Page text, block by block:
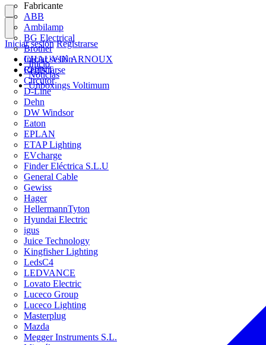
Fabricante
ABB
Ambilamp
BG Electrical
Brother
CHAUVIN ARNOUX
CHINT
Circutor
D-Line
Dehn
DW Windsor
Eaton
EPLAN
ETAP Lighting
EVcharge
Finder Eléctrica S.L.U
General Cable
Gewiss
Hager
HellermannTyton
Hyundai Electric
igus
Juice Technology
Kingfisher Lighting
LedsC4
LEDVANCE
Lovato Electric
Luceco Group
Luceco Lighting
Masterplug
Mazda
Megger Instruments S.L.
Iniciar sesión
Registrarse
Iniciar sesión Registrarse
Inicio
Noticias
Unboxings Voltimum